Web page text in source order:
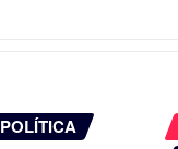
POLÍTICA